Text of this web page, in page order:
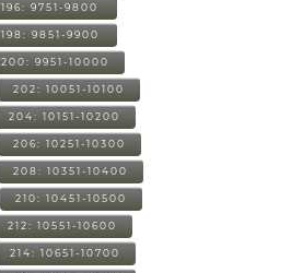
196: 9751-9800
198: 9851-9900
200: 9951-10000
202: 10051-10100
204: 10151-10200
206: 10251-10300
208: 10351-10400
210: 10451-10500
212: 10551-10600
214: 10651-10700